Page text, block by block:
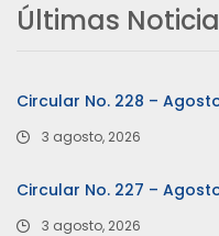
Últimas
Circular No. 228 –
3 agosto, 2026
Circular No. 227 –
3 agosto, 2026